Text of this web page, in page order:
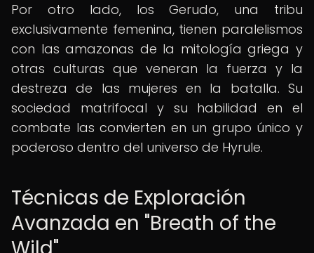
Por otro lado, los Gerudo, una tribu
exclusivamente femenina, tienen paralelismos
con las amazonas de la mitología griega y
otras culturas que veneran la fuerza y la
destreza de las mujeres en la batalla. Su
sociedad matrifocal y su habilidad en el
combate las convierten en un grupo único y
poderoso dentro del universo de Hyrule.
Técnicas de Exploración
Avanzada en "Breath of the